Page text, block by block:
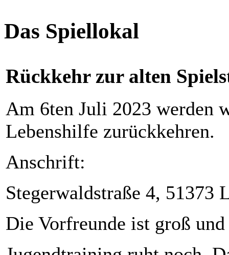
Das Spiellokal
Rückkehr zur alten
Am 6ten Juli 2023 werden
Lebenshilfe zurückkehren.
Anschrift:
Stegerwaldstraße 4, 51373
Die Vorfreunde ist groß